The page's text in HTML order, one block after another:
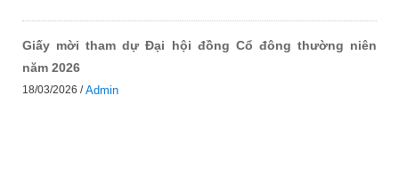
Giấy mời tham dự Đại hội đồng Cổ đông thường niên
năm 2026
18/03/2026 /Admin